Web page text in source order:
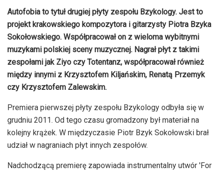
Autofobia to tytuł drugiej płyty zespołu Bzykology. Jest to
projekt krakowskiego kompozytora i gitarzysty Piotra Bzyka
Sokołowskiego. Współpracował on z wieloma wybitnymi
muzykami polskiej sceny muzycznej. Nagrał płyt z takimi
zespołami jak Ziyo czy Totentanz, współpracował również
między innymi z Krzysztofem Kiljańskim, Renatą Przemyk
czy Krzysztofem Zalewskim.
Premiera pierwszej płyty zespołu Bzykology odbyła się w
grudniu 2011. Od tego czasu gromadzony był materiał na
kolejny krążek. W międzyczasie Piotr Bzyk Sokołowski brał
udział w nagraniach płyt innych zespołów.
Nadchodzącą premierę zapowiada instrumentalny utwór 'For